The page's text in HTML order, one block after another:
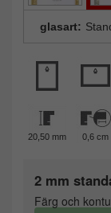
glasart:
20,50 mm 0,6 cm
2 mm
Färg och